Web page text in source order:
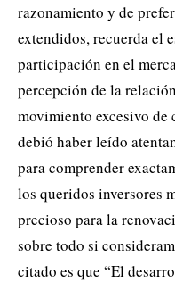
razonamiento y de
extendidos, recuerda el
participación en el
percepción de la
movimiento excesivo de
debió haber leído
para comprender
los queridos inversores
precioso para la
sobre todo si
citado es que “El